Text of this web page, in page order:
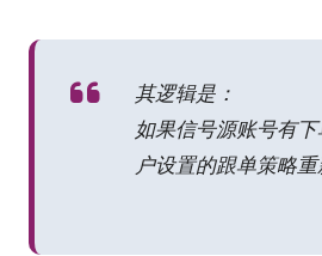
其逻辑是：
如果信号源账号有
户设置的跟单策略